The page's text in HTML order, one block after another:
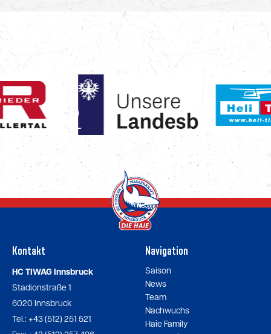
Kontakt
HC TIWAG Innsbruck
Stadionstraße 1
6020 Innsbruck
Tel.: +43 (512) 251 521
Navigation
Saison
News
Team
Nachwuchs
Haie Family